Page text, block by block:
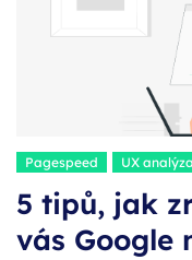
5 tipů, jak
vás Google
Štítky:
Pagespeed UX analýza